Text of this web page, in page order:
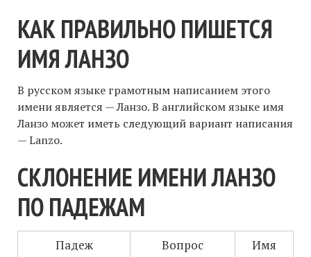
КАК ПРАВИЛЬНО ПИШЕТСЯ
ИМЯ ЛАНЗО
В русском языке грамотным написанием этого
имени является — Ланзо. В английском языке имя
Ланзо может иметь следующий вариант написания
— Lanzo.
СКЛОНЕНИЕ ИМЕНИ ЛАНЗО
ПО ПАДЕЖАМ
Падеж Вопрос
Имя